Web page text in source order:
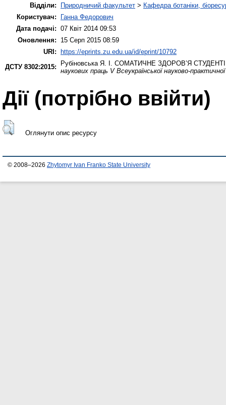
Відділи:
Природничий факультет > Кафедра ботаніки,
Користувач:
Ганна Федорович
Дата подачі: 07 Квіт 2014 09:53
Оновлення:
15 Серп 2015 08:59
URI: https://eprints.zu.edu.ua/id/eprint/10792
ДСТУ 8302:2015:
Рубіновська Я. І. СОМАТИЧНЕ ЗДОРОВ’Я
наукових праць V Всеукраїнської науково-
Дії ​​(потрібно ввійти)
Оглянути опис ресурсу
© 2008–2026 Zhytomyr Ivan Franko State University